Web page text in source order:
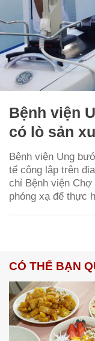
Bệnh viện
có lò sản
Bệnh viện Ung
tế công lập trên
chỉ Bệnh viện
phóng xạ để thực
CÓ THỂ BẠN